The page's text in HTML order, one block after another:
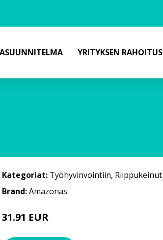
YRITYKSEN RAHOITUS
Kategoriat: Työhyvinvointiin, Riippukeinut
Brand:Amazonas
31.91 EUR